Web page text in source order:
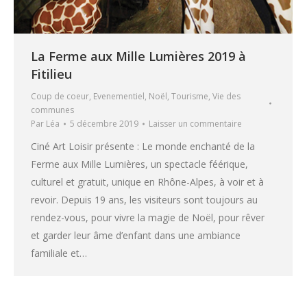
La Ferme aux Mille Lumières 2019 à
Fitilieu
Coup de coeur, Evenementiel, Noël, Tourisme, Vie des
communes
Par Léa 5 décembre 2019 Laisser un commentaire
Ciné Art Loisir présente : Le monde enchanté de la
Ferme aux Mille Lumières, un spectacle féérique,
culturel et gratuit, unique en Rhône-Alpes, à voir et à
revoir. Depuis 19 ans, les visiteurs sont toujours au
rendez-vous, pour vivre la magie de Noël, pour rêver
et garder leur âme d’enfant dans une ambiance
familiale et…